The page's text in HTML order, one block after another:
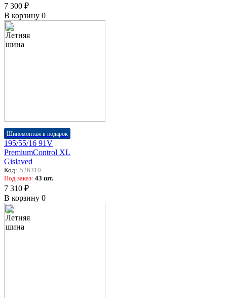
7 300 ₽
В корзину 0
Шиномонтаж в подарок
195/55/16 91V
PremiumControl XL
Gislaved
Код: 526310
Под заказ: 43 шт.
7 310 ₽
В корзину 0